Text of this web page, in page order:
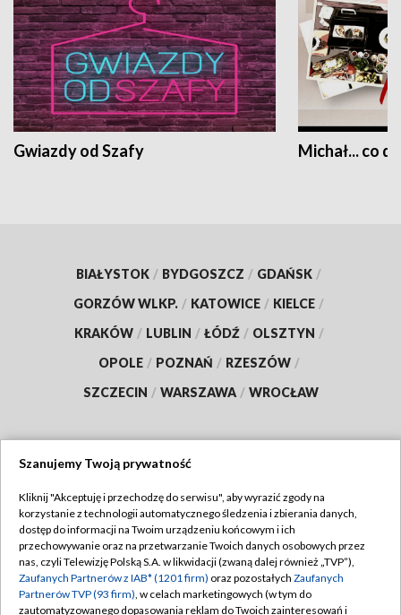
Gwiazdy od Szafy Michał... co
BIAŁYSTOK / BYDGOSZCZ / GDAŃSK /
GORZÓW WLKP. / KATOWICE / KIELCE /
KRAKÓW / LUBLIN / ŁÓDŹ / OLSZTYN /
OPOLE / POZNAŃ / RZESZÓW /
SZCZECIN / WARSZAWA / WROCŁAW
TVP
Abonament TVP
Emisja w TVP
Centrum informacji TVP
Regulamin TVP
Polityka prywatności
Moje zgody
Szanujemy Twoją prywatność
Kliknij "Akceptuję i przechodzę do serwisu", aby wyrazić zgody na
korzystanie z technologii automatycznego śledzenia i zbierania danych,
dostęp do informacji na Twoim urządzeniu końcowym i ich
przechowywanie oraz na przetwarzanie Twoich danych osobowych przez
nas, czyli Telewizję Polską S.A. w likwidacji (zwaną dalej również „TVP”),
Zaufanych Partnerów z IAB* (1201 firm) oraz pozostałych Zaufanych
Partnerów TVP (93 firm), w celach marketingowych (w tym do
zautomatyzowanego dopasowania reklam do Twoich zainteresowań i